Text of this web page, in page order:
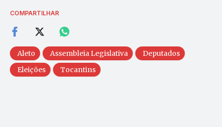
COMPARTILHAR
Aleto Assembleia Legislativa
Deputados
Eleições
Tocantins